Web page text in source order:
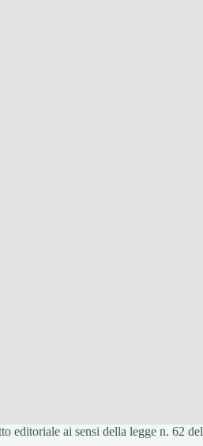
editoriale ai sensi della legge n. 62 del